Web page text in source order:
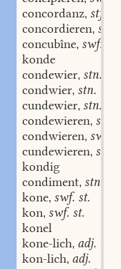
concordanz, stf.
concordieren, swv.
concubîne, swf.
konde
condewier, stn.
condwier, stn.
cundewier, stn.
condewieren, swv.
condwieren, swv.
cundewieren, swv.
kondig
condiment, stn.
kone, swf. st.
kon, swf. st.
konel
kone-lich, adj.
kon-lich, adj.